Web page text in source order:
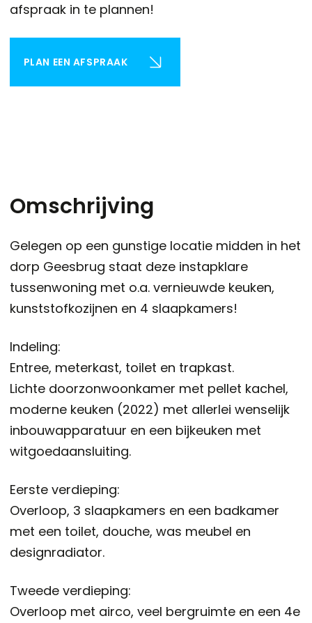
afspraak in te plannen!
PLAN EEN AFSPRAAK
Omschrijving
Gelegen op een gunstige locatie midden in het
dorp Geesbrug staat deze instapklare
tussenwoning met o.a. vernieuwde keuken,
kunststofkozijnen en 4 slaapkamers!
Indeling:
Entree, meterkast, toilet en trapkast.
Lichte doorzonwoonkamer met pellet kachel,
moderne keuken (2022) met allerlei wenselijk
inbouwapparatuur en een bijkeuken met
witgoedaansluiting.
Eerste verdieping:
Overloop, 3 slaapkamers en een badkamer
met een toilet, douche, was meubel en
designradiator.
Tweede verdieping:
Overloop met airco, veel bergruimte en een 4e